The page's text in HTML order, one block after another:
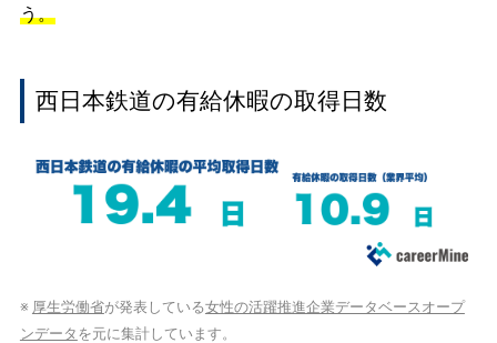
う。
西日本鉄道の有給休暇の取得日数
※ 厚生労働省が発表している女性の活躍推進企業データベースオープ
ンデータ を元に集計しています。